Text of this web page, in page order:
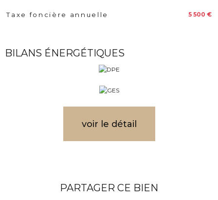
Caractéristiques Valeurs
Taxe foncière annuelle 5 500 €
BILANS ÉNERGÉTIQUES
voir le détail
PARTAGER CE BIEN